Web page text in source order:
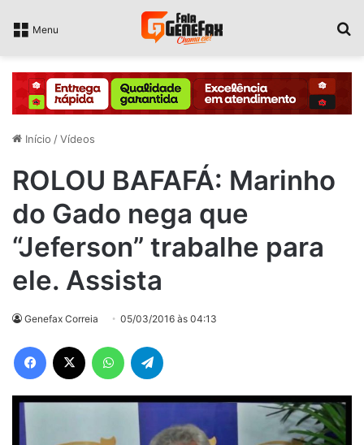
Menu
Início /Vídeos
ROLOU BAFAFÁ: Marinho
do Gado nega que
“Jeferson” trabalhe para
ele. Assista
Genefax Correia 05/03/2016 às 04:13
Facebook WhatsApp